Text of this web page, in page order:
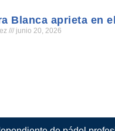
Blanca aprieta en
junio 20, 2026